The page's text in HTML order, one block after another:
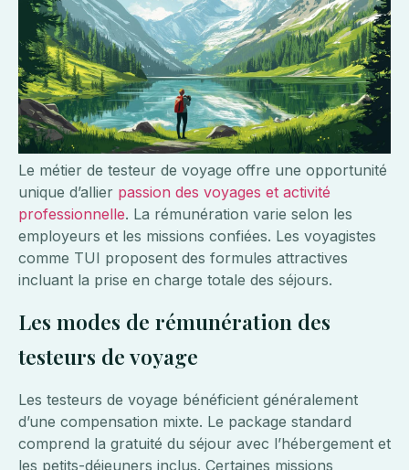
Le métier de testeur de voyage offre une opportunité
unique d’allier passion des voyages et activité
professionnelle. La rémunération varie selon les
employeurs et les missions confiées. Les voyagistes
comme TUI proposent des formules attractives
incluant la prise en charge totale des séjours.
Les modes de rémunération des
testeurs de voyage
Les testeurs de voyage bénéficient généralement
d’une compensation mixte. Le package standard
comprend la gratuité du séjour avec l’hébergement et
les petits-déjeuners inclus. Certaines missions